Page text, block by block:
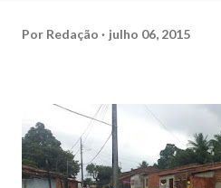
Por Redação julho 06, 2015